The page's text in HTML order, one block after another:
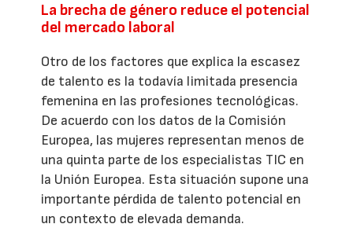
La brecha de género reduce el potencial
del mercado laboral
Otro de los factores que explica la escasez
de talento es la todavía limitada presencia
femenina en las profesiones tecnológicas.
De acuerdo con los datos de la Comisión
Europea, las mujeres representan menos de
una quinta parte de los especialistas TIC en
la Unión Europea. Esta situación supone una
importante pérdida de talento potencial en
un contexto de elevada demanda.